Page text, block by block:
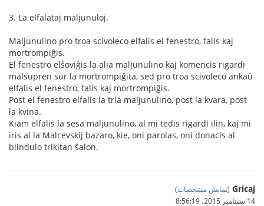
3. La elfalataj maljunuloj.
Maljunulino pro troa scivoleco elfalis el fenestro, falis kaj
mortrompiĝis.
El fenestro elŝoviĝis la alia maljunulino kaj komencis rigardi
malsupren sur la mortrompiĝita, sed pro troa scivoleco ankaŭ
elfalis el fenestro, falis kaj mortrompiĝis.
Post el fenestro elfalis la tria maljunulino, post la kvara, post
la kvina.
Kiam elfalis la sesa maljunulino, al mi tedis rigardi ilin, kaj mi
iris al la Malcevskij bazaro, kie, oni parolas, oni donacis al
blindulo trikitan ŝalon.
Gricaj
(نمایش مشخصات)
14 سپتامبر 2015،‏ 8:56:19